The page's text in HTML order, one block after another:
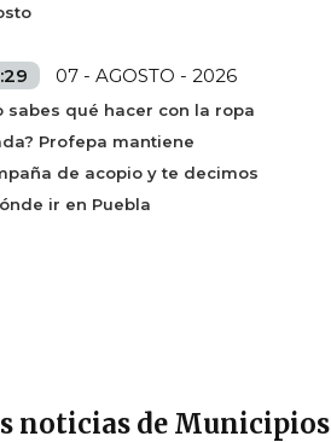
07 - AGOSTO - 2026
sabes qué hacer con la ropa
Profepa mantiene
de acopio y te decimos
ir en Puebla
noticias de Municipios